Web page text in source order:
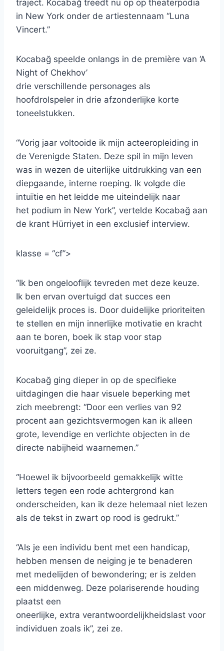
traject. Kocabağ treedt nu op op theaterpodia
in New York onder de artiestennaam “Luna
Vincert.”
Kocabağ speelde onlangs in de première van ‘A
Night of Chekhov’
drie verschillende personages als
hoofdrolspeler in drie afzonderlijke korte
toneelstukken.
“Vorig jaar voltooide ik mijn acteeropleiding in
de Verenigde Staten. Deze spil in mijn leven
was in wezen de uiterlijke uitdrukking van een
diepgaande, interne roeping. Ik volgde die
intuïtie en het leidde me uiteindelijk naar
het podium in New York”, vertelde Kocabağ aan
de krant Hürriyet in een exclusief interview.
klasse = “cf”>
“Ik ben ongelooflijk tevreden met deze keuze.
Ik ben ervan overtuigd dat succes een
geleidelijk proces is. Door duidelijke prioriteiten
te stellen en mijn innerlijke motivatie en kracht
aan te boren, boek ik stap voor stap
vooruitgang”, zei ze.
Kocabağ ging dieper in op de specifieke
uitdagingen die haar visuele beperking met
zich meebrengt: “Door een verlies van 92
procent aan gezichtsvermogen kan ik alleen
grote, levendige en verlichte objecten in de
directe nabijheid waarnemen.”
“Hoewel ik bijvoorbeeld gemakkelijk witte
letters tegen een rode achtergrond kan
onderscheiden, kan ik deze helemaal niet lezen
als de tekst in zwart op rood is gedrukt.”
“Als je een individu bent met een handicap,
hebben mensen de neiging je te benaderen
met medelijden of bewondering; er is zelden
een middenweg. Deze polariserende houding
plaatst een
oneerlijke, extra verantwoordelijkheidslast voor
individuen zoals ik”, zei ze.